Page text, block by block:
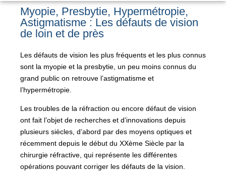
Myopie, Presbytie, Hypermétropie,
Astigmatisme : Les défauts de vision
de loin et de près
Les défauts de vision les plus fréquents et les plus connus
sont la myopie et la presbytie, un peu moins connus du
grand public on retrouve l’astigmatisme et
l’hypermétropie.
Les troubles de la réfraction ou encore défaut de vision
ont fait l’objet de recherches et d’innovations depuis
plusieurs siècles, d’abord par des moyens optiques et
récemment depuis le début du XXème Siècle par la
chirurgie réfractive, qui représente les différentes
opérations pouvant corriger les défauts de la vision.